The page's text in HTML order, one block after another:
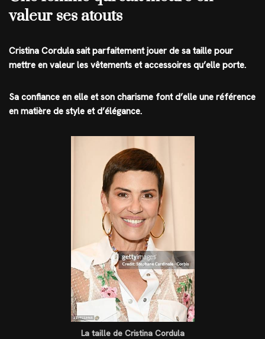
valeur ses atouts
Cristina Cordula sait parfaitement jouer de sa taille pour
mettre en valeur les vêtements et accessoires qu’elle porte.
Sa confiance en elle et son charisme font d’elle une référence
en matière de style et d’élégance.
La taille de Cristina Cordula